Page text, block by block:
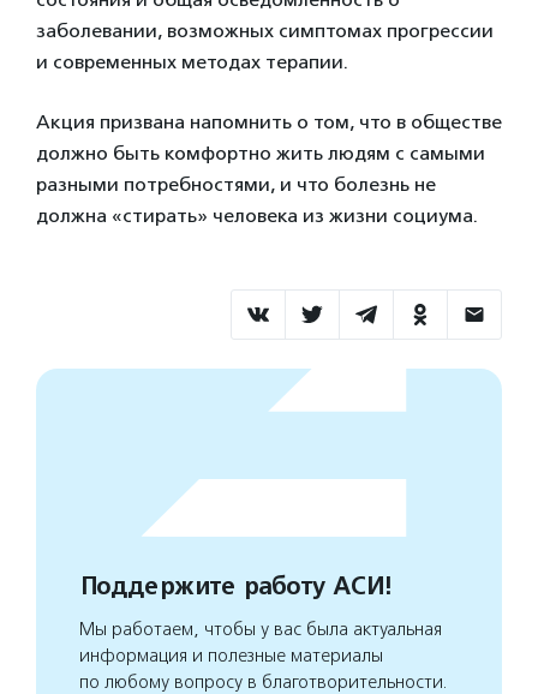
заболевании, возможных симптомах прогрессии
и современных методах терапии.
Акция призвана напомнить о том, что в обществе
должно быть комфортно жить людям с самыми
разными потребностями, и что болезнь не
должна «стирать» человека из жизни социума.
Поддержите работу АСИ!
Мы работаем, чтобы у вас была актуальная
информация и полезные материалы
по любому вопросу в благотворительности.